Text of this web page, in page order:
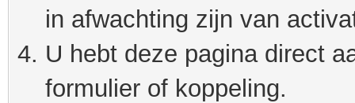
in afwachting zijn van
U hebt deze pagina direct
formulier of koppeling.